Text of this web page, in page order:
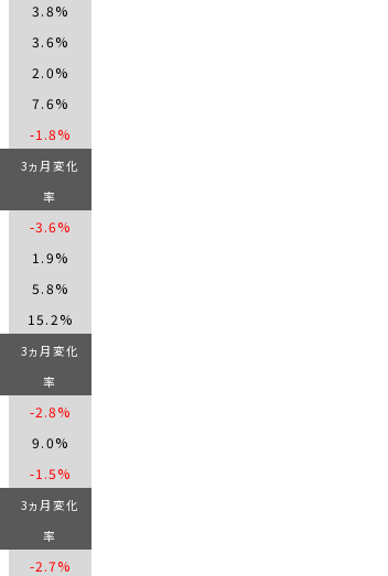
3.8%
3.6%
2.0%
7.6%
-1.8%
3ヵ月変化
率
-3.6%
1.9%
5.8%
15.2%
3ヵ月変化
率
-2.8%
9.0%
-1.5%
3ヵ月変化
率
-2.7%